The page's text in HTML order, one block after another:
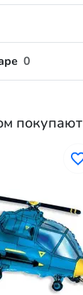
0
покупают